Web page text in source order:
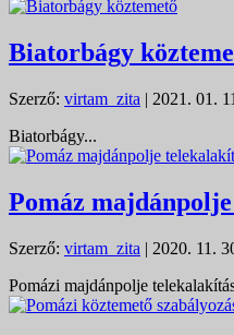
Biatorbágy
Szerző: virtam_zita | 2021. 01.
Biatorbágy...
Pomáz
Szerző: virtam_zita | 2020. 11.
Pomázi majdánpolje